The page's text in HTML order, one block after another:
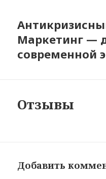
Маркетинг —
современной
Отзывы
Добавить